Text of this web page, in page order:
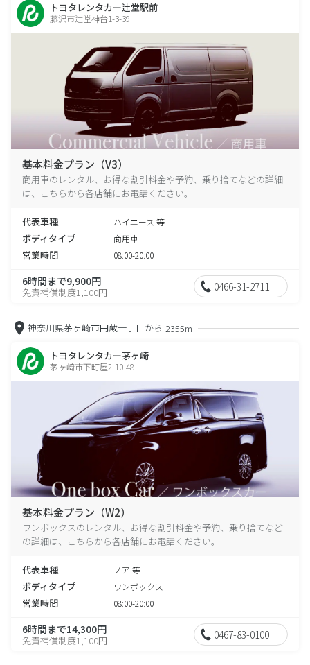
トヨタレンタカー辻堂駅前
藤沢市辻堂神台1-3-39
基本料金プラン（V3）
商用車のレンタル、お得な割引料金や予約、乗り捨てなどの詳細
は、こちらから各店舗にお電話ください。
代表車種 ハイエース 等
ボディタイプ 商用車
営業時間 08:00-20:00
6時間まで9,900円
免責補償制度1,100円 0466-31-2711
神奈川県茅ヶ崎市円蔵一丁目から 2355m
トヨタレンタカー茅ヶ崎
茅ヶ崎市下町屋2-10-48
基本料金プラン（W2）
ワンボックスのレンタル、お得な割引料金や予約、乗り捨てなど
の詳細は、こちらから各店舗にお電話ください。
代表車種 ノア 等
ボディタイプ ワンボックス
営業時間 08:00-20:00
6時間まで14,300円
免責補償制度1,100円 0467-83-0100